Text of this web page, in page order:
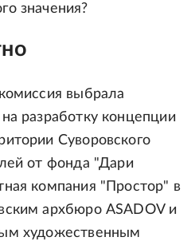
значения?
выбрала
разработку концепции
Суворовского
от фонда "Дари
компания "Простор" в
архбюро ASADOV и
художественным